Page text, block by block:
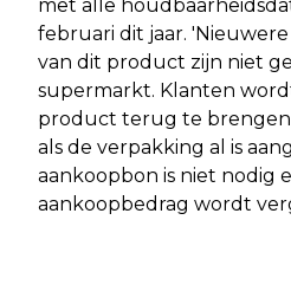
met alle
februari dit jaar.
van dit product zijn niet
supermarkt. Klanten
product terug te brengen
als de verpakking al is
aankoopbon is niet nodig
aankoopbedrag wordt